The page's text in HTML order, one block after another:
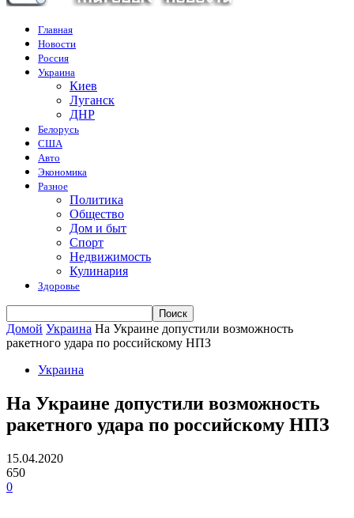
Главная
Новости
Россия
Украина
Киев
Луганск
ДНР
Белорусь
США
Авто
Экономика
Разное
Политика
Общество
Дом и быт
Спорт
Недвижимость
Кулинария
Здоровье
Домой Украина На Украине допустили возможность
ракетного удара по российскому НПЗ
Украина
На Украине допустили возможность
ракетного удара по российскому НПЗ
15.04.2020
650
0